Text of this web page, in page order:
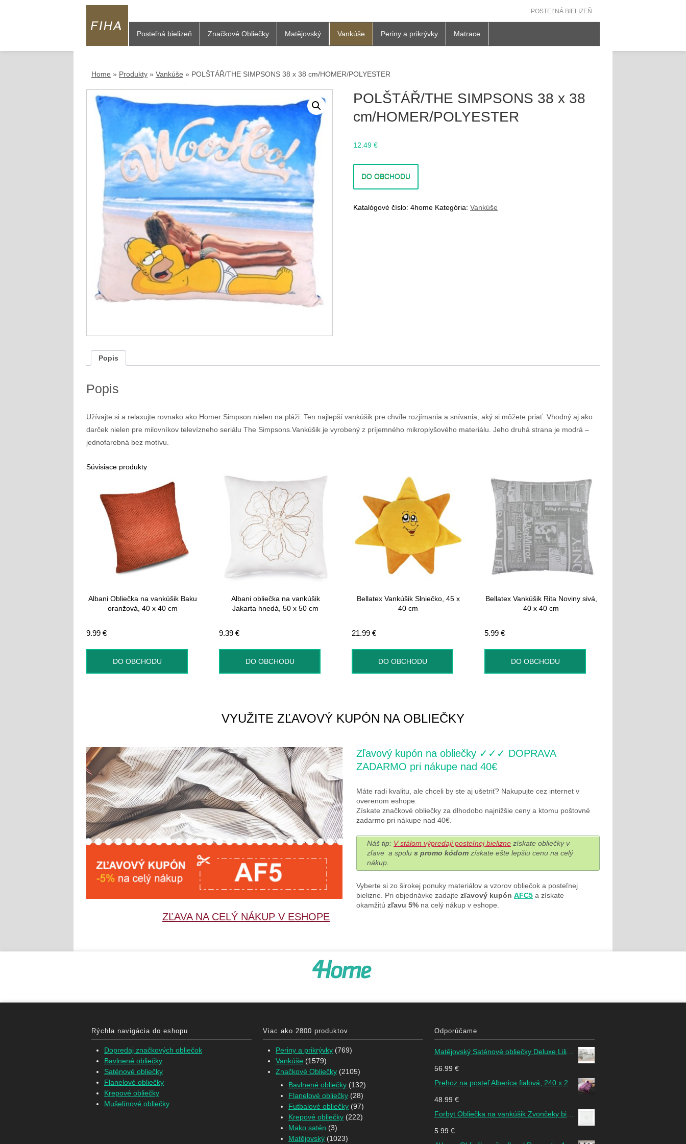
POSTEĽNÁ BIELIZEŇ
Posteľná bielizeň Značkové Obliečky Matějovský Vankúše Periny a prikrývky Matrace
Home » Produkty » Vankúše » POLŠTÁŘ/THE SIMPSONS 38 x 38 cm/HOMER/POLYESTER
Home » Vankúše » POLŠTÁŘ/THE SIMPSONS 38 x 38 cm/HOMER/POLYESTER
POLŠTÁŘ/THE SIMPSONS 38 x 38
cm/HOMER/POLYESTER
12.49€
DO OBCHODU
Katalógové číslo:4home Kategória:Vankúše
Popis
Popis
Užívajte si a relaxujte rovnako ako Homer Simpson nielen na pláži. Ten najlepší vankúšik pre chvíle rozjímania a snívania, aký si môžete priať. Vhodný aj ako
darček nielen pre milovníkov televízneho seriálu The Simpsons.Vankúšik je vyrobený z príjemného mikroplyšového materiálu. Jeho druhá strana je modrá –
jednofarebná bez motívu.
Súvisiace produkty
Albani Obliečka na vankúšik Baku
oranžová, 40 x 40 cm
9.99 €
DO OBCHODU
Albani obliečka na vankúšik
Jakarta hnedá, 50 x 50 cm
9.39€
DO OBCHODU
Bellatex Vankúšik Slniečko, 45 x
40 cm
21.99€
DO OBCHODU
Bellatex Vankúšik Rita Noviny sivá,
40 x 40 cm
5.99€
DO OBCHODU
VYUŽITE ZĽAVOVÝ KUPÓN NA OBLIEČKY
ZĽAVA NA CELÝ NÁKUP V ESHOPE
Zľavový kupón na obliečky ✓✓✓ DOPRAVA
ZADARMO pri nákupe nad 40€
Máte radi kvalitu, ale chceli by ste aj ušetriť? Nakupujte cez internet v
overenom eshope.
Získate značkové obliečky za dlhodobo najnižšie ceny a ktomu poštovné
zadarmo pri nákupe nad 40€.
Náš tip: V stálom výpredaji posteľnej bielizne získate obliečky v
zľave a spolu s promo kódom získate ešte lepšiu cenu na celý
nákup.
Vyberte si zo širokej ponuky materiálov a vzorov obliečok a posteľnej
bielizne. Pri objednávke zadajte zľavový kupón AFC5 a získate
okamžitú zľavu 5% na celý nákup v eshope.
Rýchla navigácia do eshopu
Dopredaj značkových obliečok
Bavlnené obliečky
Saténové obliečky
Flanelové obliečky
Krepové obliečky
Mušelínové obliečky
Viac ako 2800 produktov
Periny a prikrývky (769)
Vankúše (1579)
Značkové Obliečky (2105)
Bavlnené obliečky (132)
Flanelové obliečky (28)
Futbalové obliečky (97)
Krepové obliečky (222)
Mako satén (3)
Matějovský (1023)
Odporúčame
Matějovský Saténové obliečky Deluxe Lilian, 140 x 200 cm, 70 x 90 cm
56.99 €
Prehoz na posteľ Alberica fialová, 240 x 200 cm
48.99 €
Forbyt Obliečka na vankúšik Zvončeky biela, 40 x 40 cm
5.99 €